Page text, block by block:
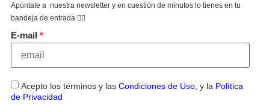
Apúntate a nuestra newsletter y en cuestión de minutos lo tienes en tu
bandeja de entrada 👇🏻
E-mail
Acepto los términos y las Condiciones de Uso, y la Política
de Privacidad